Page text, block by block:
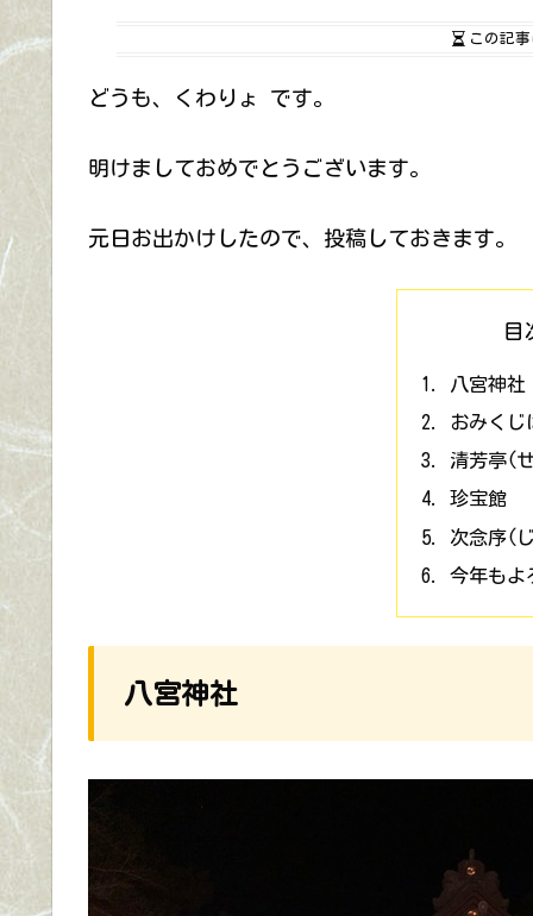
この記事
どうも、くわりょ です。
明けましておめでとうございます。
元日お出かけしたので、投稿しておきます。
目
八宮神社
おみくじ
清芳亭(
珍宝館
次念序(
今年もよ
八宮神社